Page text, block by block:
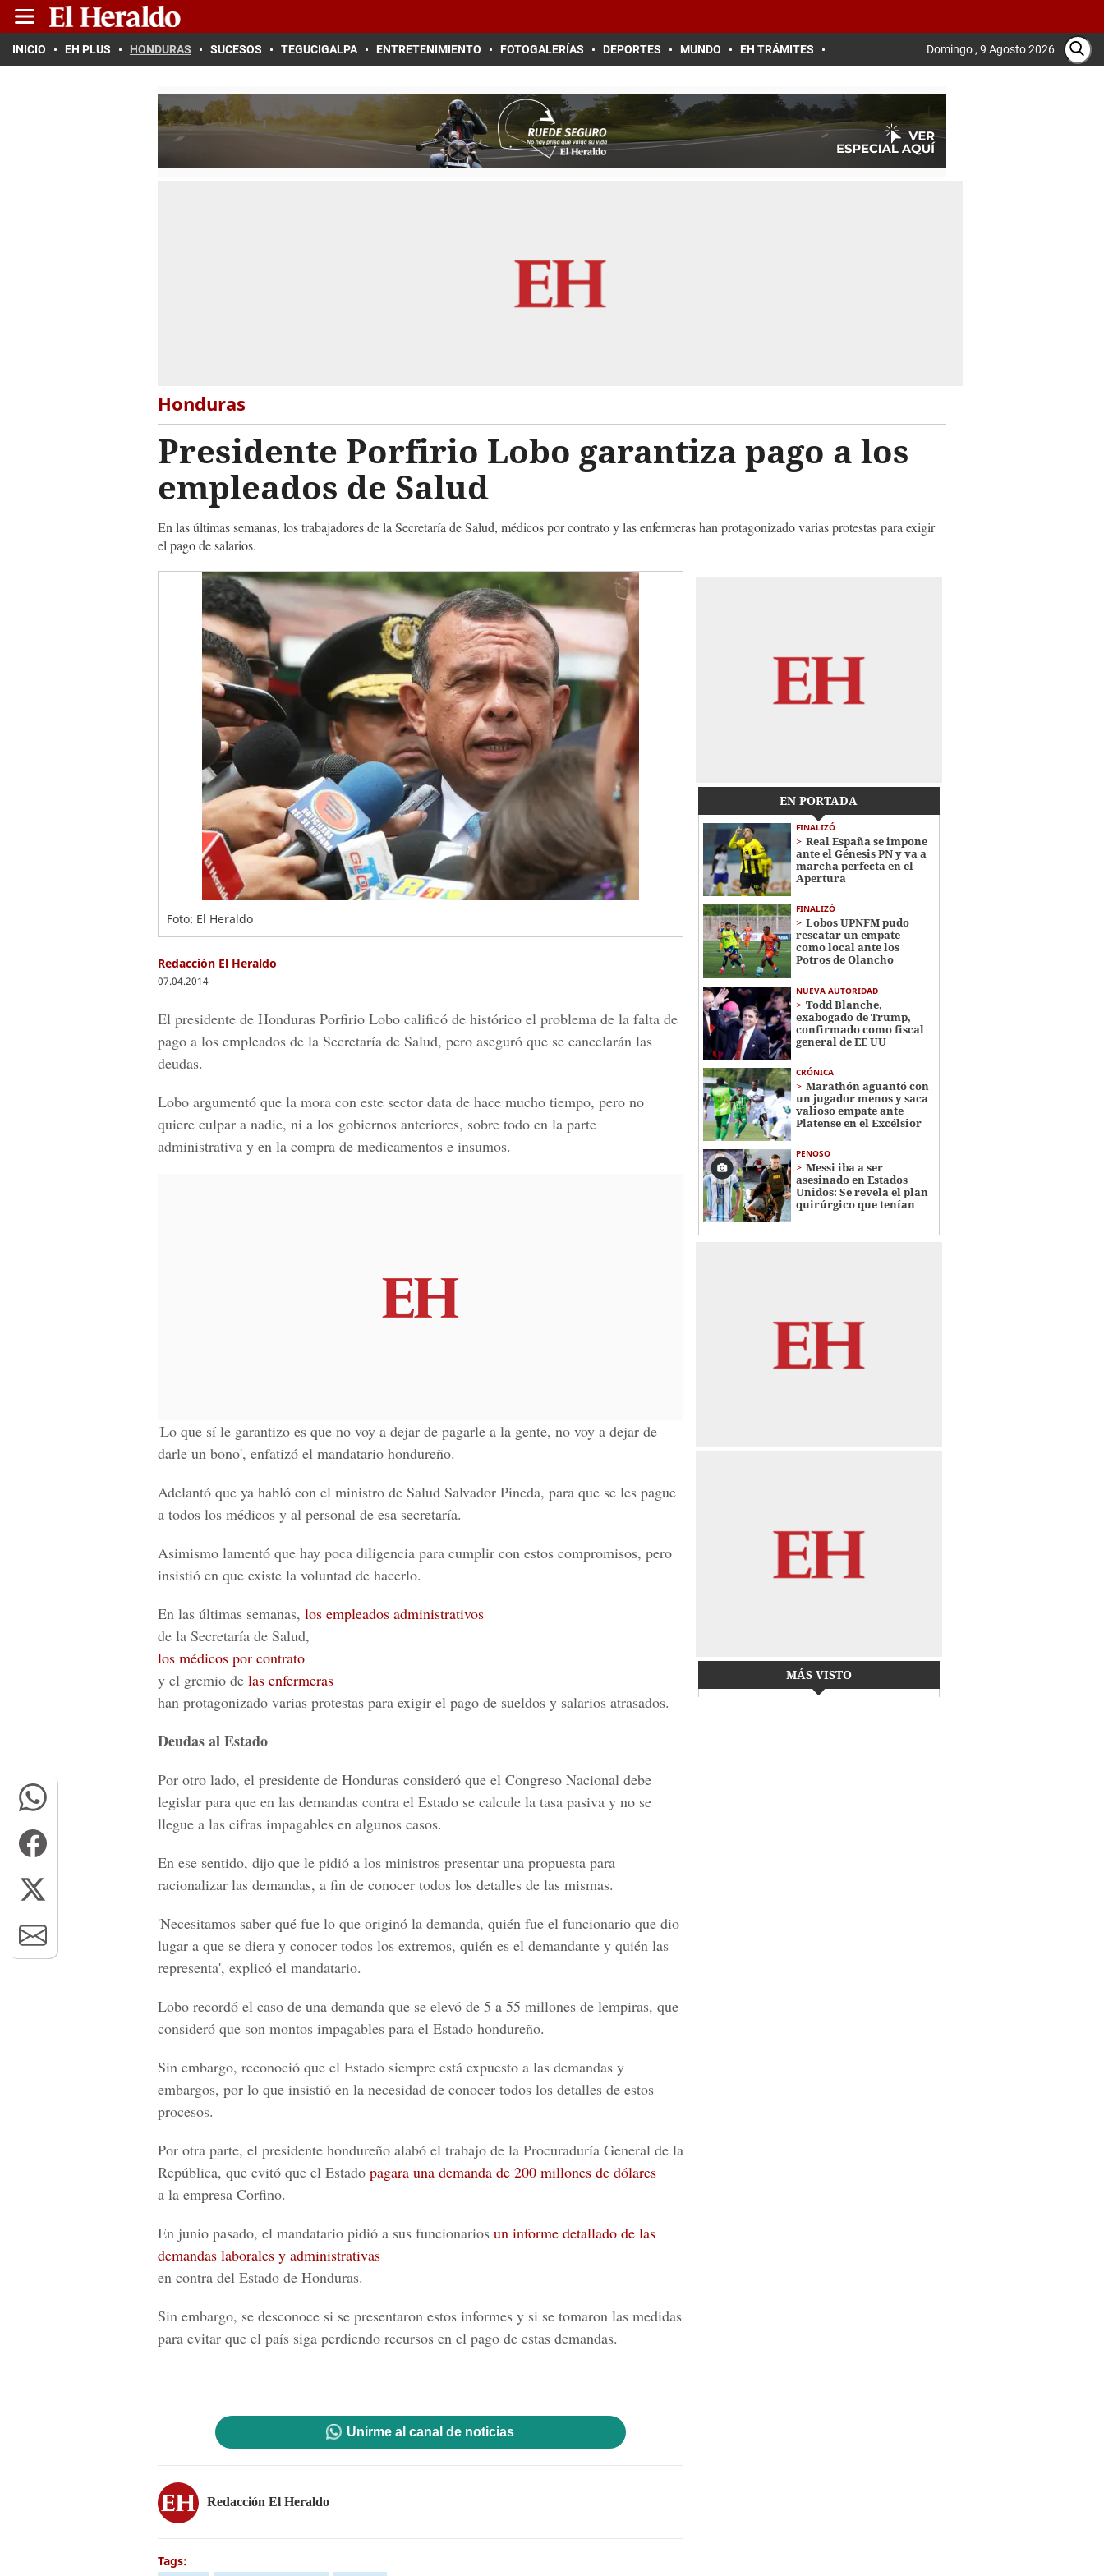
INICIO EH PLUS HONDURAS SUCESOS TEGUCIGALPA ENTRETENIMIENTO FOTOGALERÍAS DEPORTES MUNDO EH TRÁMITES Domingo , 9 Agosto 2026
Honduras
Presidente Porfirio Lobo garantiza pago a los
empleados de Salud
En las últimas semanas, los trabajadores de la Secretaría de Salud, médicos por contrato y las enfermeras han protagonizado varias protestas para exigir
el pago de salarios.
Foto: El Heraldo
Redacción El Heraldo
07.04.2014
El presidente de Honduras Porfirio Lobo calificó de histórico el problema de la falta de
pago a los empleados de la Secretaría de Salud, pero aseguró que se cancelarán las
deudas.
Lobo argumentó que la mora con este sector data de hace mucho tiempo, pero no
quiere culpar a nadie, ni a los gobiernos anteriores, sobre todo en la parte
administrativa y en la compra de medicamentos e insumos.
'Lo que sí le garantizo es que no voy a dejar de pagarle a la gente, no voy a dejar de
darle un bono', enfatizó el mandatario hondureño.
Adelantó que ya habló con el ministro de Salud Salvador Pineda, para que se les pague
a todos los médicos y al personal de esa secretaría.
Asimismo lamentó que hay poca diligencia para cumplir con estos compromisos, pero
insistió en que existe la voluntad de hacerlo.
En las últimas semanas, los empleados administrativos
de la Secretaría de Salud,
los médicos por contrato
y el gremio de las enfermeras
han protagonizado varias protestas para exigir el pago de sueldos y salarios atrasados.
Deudas al Estado
Por otro lado, el presidente de Honduras consideró que el Congreso Nacional debe
legislar para que en las demandas contra el Estado se calcule la tasa pasiva y no se
llegue a las cifras impagables en algunos casos.
En ese sentido, dijo que le pidió a los ministros presentar una propuesta para
racionalizar las demandas, a fin de conocer todos los detalles de las mismas.
'Necesitamos saber qué fue lo que originó la demanda, quién fue el funcionario que dio
lugar a que se diera y conocer todos los extremos, quién es el demandante y quién las
representa', explicó el mandatario.
Lobo recordó el caso de una demanda que se elevó de 5 a 55 millones de lempiras, que
consideró que son montos impagables para el Estado hondureño.
Sin embargo, reconoció que el Estado siempre está expuesto a las demandas y
embargos, por lo que insistió en la necesidad de conocer todos los detalles de estos
procesos.
Por otra parte, el presidente hondureño alabó el trabajo de la Procuraduría General de la
República, que evitó que el Estado pagara una demanda de 200 millones de dólares
a la empresa Corfino.
En junio pasado, el mandatario pidió a sus funcionarios un informe detallado de las
demandas laborales y administrativas
en contra del Estado de Honduras.
Sin embargo, se desconoce si se presentaron estos informes y si se tomaron las medidas
para evitar que el país siga perdiendo recursos en el pago de estas demandas.
Unirme al canal de noticias
Redacción El Heraldo
Tags:
EN PORTADA
FINALIZÓ
Real España se impone
ante el Génesis PN y va a
marcha perfecta en el
Apertura
FINALIZÓ
Lobos UPNFM pudo
rescatar un empate
como local ante los
Potros de Olancho
NUEVA AUTORIDAD
Todd Blanche,
exabogado de Trump,
confirmado como fiscal
general de EE UU
CRÓNICA
Marathón aguantó con
un jugador menos y saca
valioso empate ante
Platense en el Excélsior
PENOSO
Messi iba a ser
asesinado en Estados
Unidos: Se revela el plan
quirúrgico que tenían
MÁS VISTO